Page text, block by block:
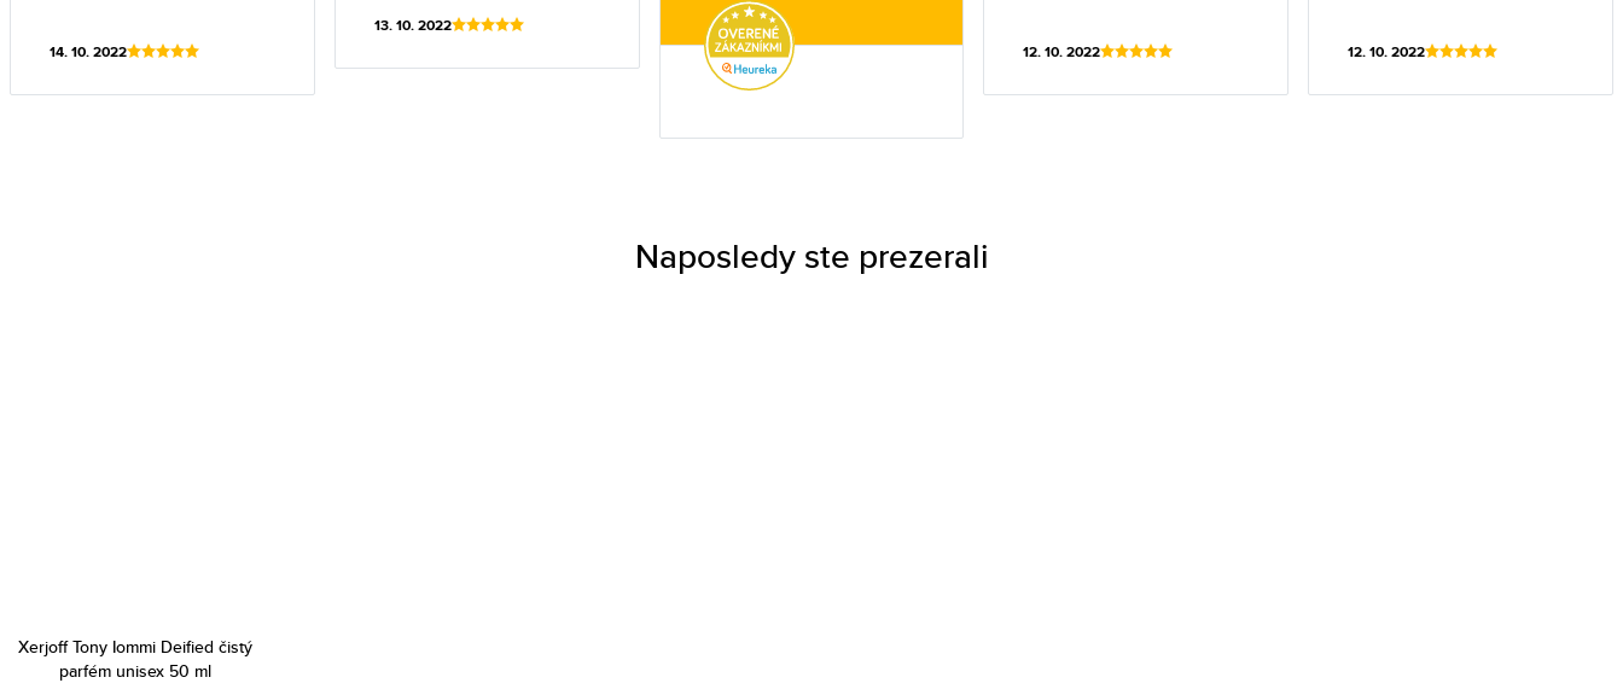
14. 10. 2022
13. 10. 2022
12. 10. 2022 12. 10. 2022
Naposledy ste prezerali
Xerjoff Tony Iommi Deified čistý
parfém unisex 50 ml